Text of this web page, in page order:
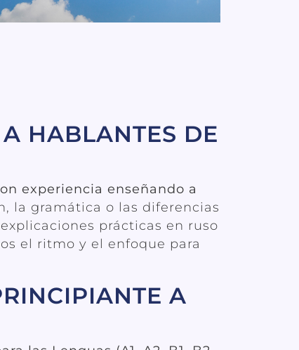
HABLANTES DE
experiencia enseñando a
la gramática o las diferencias
prácticas en ruso
el ritmo y el enfoque para
A